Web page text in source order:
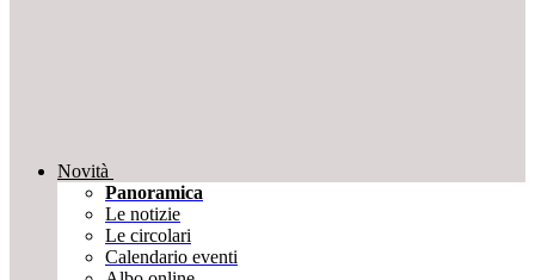
Novità
Panoramica
Le notizie
Le circolari
Calendario eventi